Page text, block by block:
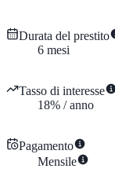
Durata del prestito
6 mesi
Tasso di interesse
18% /anno
Pagamento
Mensile